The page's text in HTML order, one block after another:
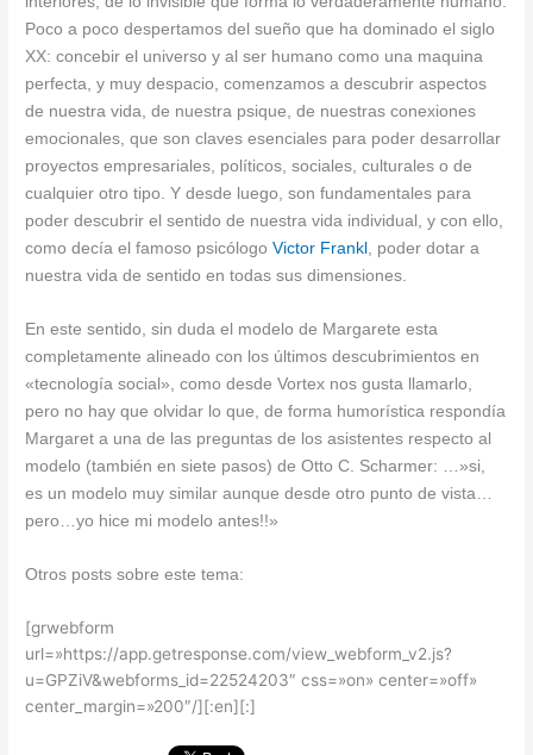
Poco a poco despertamos del sueño que ha dominado el siglo
XX: concebir el universo y al ser humano como una maquina
perfecta, y muy despacio, comenzamos a descubrir aspectos
de nuestra vida, de nuestra psique, de nuestras conexiones
emocionales, que son claves esenciales para poder desarrollar
proyectos empresariales, políticos, sociales, culturales o de
cualquier otro tipo. Y desde luego, son fundamentales para
poder descubrir el sentido de nuestra vida individual, y con ello,
como decía el famoso psicólogoVictor Frankl
, poder dotar a
nuestra vida de sentido en todas sus dimensiones.
En este sentido, sin duda el modelo de Margarete esta
completamente alineado con los últimos descubrimientos en
«tecnología social», como desde Vortex nos gusta llamarlo,
pero no hay que olvidar lo que, de forma humorística respondía
Margaret a una de las preguntas de los asistentes respecto al
modelo (también en siete pasos) de Otto C. Scharmer: …»si,
es un modelo muy similar aunque desde otro punto de vista…
pero…yo hice mi modelo antes!!»
Otros posts sobre este tema:
[grwebform
url=»https://app.getresponse.com/view_webform_v2.js?
u=GPZiV&webforms_id=22524203″ css=»on» center=»off»
center_margin=»200″/][:en][:]